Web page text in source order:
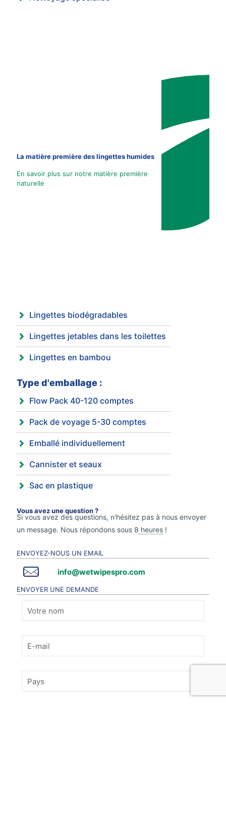
La matière première des lingettes humides
En savoir plus sur notre matière première
naturelle
Lingettes biodégradables
Lingettes jetables dans les toilettes
Lingettes en bambou
Type d'emballage :
Flow Pack 40-120 comptes
Pack de voyage 5-30 comptes
Emballé individuellement
Cannister et seaux
Sac en plastique
Vous avez une question ?
Si vous avez des questions, n'hésitez pas à nous envoyer
un message. Nous répondons sous 8 heures !
ENVOYEZ-NOUS UN EMAIL
info@wetwipespro.com
ENVOYER UNE DEMANDE